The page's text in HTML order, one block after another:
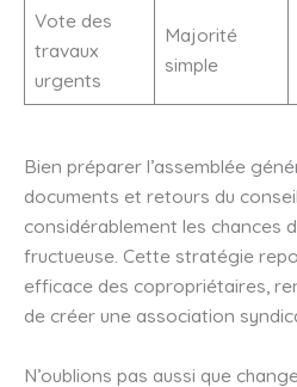
Vote des
travaux
urgents
Majorité
simple
Bien préparer l’assemblée
documents et retours du
considérablement les chances
fructueuse. Cette stratégie
efficace des copropriétaires,
de créer une association
N’oublions pas aussi que